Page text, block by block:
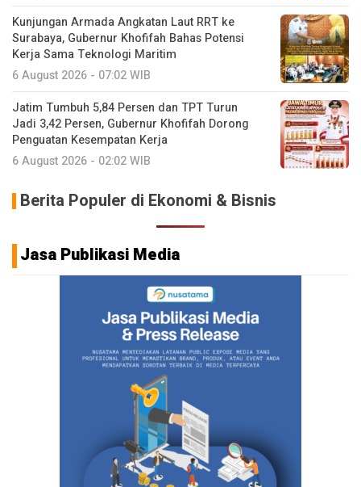
Kunjungan Armada Angkatan Laut RRT ke
Surabaya, Gubernur Khofifah Bahas Potensi
Kerja Sama Teknologi Maritim
6 August 2026 - 07:02 WIB
Jatim Tumbuh 5,84 Persen dan TPT Turun
Jadi 3,42 Persen, Gubernur Khofifah Dorong
Penguatan Kesempatan Kerja
6 August 2026 - 02:02 WIB
Berita Populer di Ekonomi & Bisnis
Jasa Publikasi Media